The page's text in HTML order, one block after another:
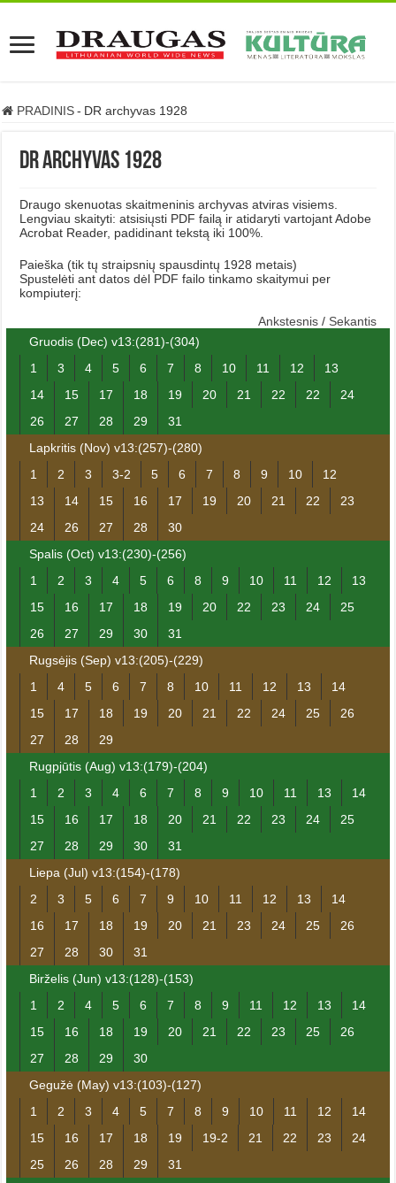
PRADINIS - DR archyvas 1928
DR archyvas 1928
Draugo skenuotas skaitmeninis archyvas atviras visiems.
Lengviau skaityti: atsisiųsti PDF failą ir atidaryti vartojant Adobe
Acrobat Reader, padidinant tekstą iki 100%.
Paieška (tik tų straipsnių spausdintų 1928 metais)
Spustelėti ant datos dėl PDF failo tinkamo skaitymui per
kompiuterį:
Ankstesnis / Sekantis
Gruodis (Dec) v13:(281)-(304)
1
3 4 5 6 7 8 10 11 12
13
14
15 17 18 19 20 21 22 22
24
26
27 28 29
31
Lapkritis (Nov) v13:(257)-(280)
1
2 3 3-2 5 6 7 8 9 10
12
13
14 15 16 17 19 20 21 22
23
24
26 27 28
30
Spalis (Oct) v13:(230)-(256)
1
2 3 4 5 6 8 9 10 11 12
13
15
16 17 18 19 20 22 23 24
25
26
27 29 30
31
Rugsėjis (Sep) v13:(205)-(229)
1
4 5 6 7 8 10 11 12 13
14
15
17 18 19 20 21 22 24 25
26
27
28
29
Rugpjūtis (Aug) v13:(179)-(204)
1
2 3 4 6 7 8 9 10 11 13
14
15
16 17 18 20 21 22 23 24
25
27
28 29 30
31
Liepa (Jul) v13:(154)-(178)
2
3 5 6 7 9 10 11 12 13
14
16
17 18 19 20 21 23 24 25
26
27
28 30
31
Birželis (Jun) v13:(128)-(153)
1
2 4 5 6 7 8 9 11 12 13
14
15
16 18 19 20 21 22 23 25
26
27
28 29
30
Gegužė (May) v13:(103)-(127)
1
2 3 4 5 7 8 9 10 11 12
14
15
16 17 18 19 19-2 21 22 23
24
25
26 28 29
31